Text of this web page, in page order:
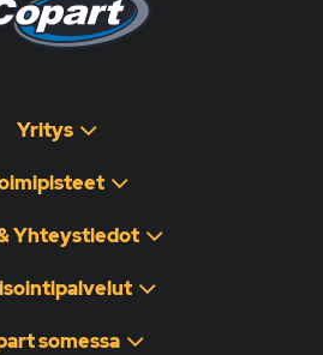
Yritys
Yhteystiedot
somessa